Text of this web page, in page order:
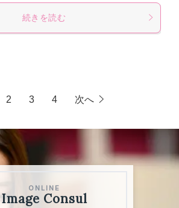
続きを読む
2 3 4 次へ
ONLINE
Image Consul
ONLINE
Image Consul